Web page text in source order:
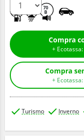
70
B
Turismo Inverno